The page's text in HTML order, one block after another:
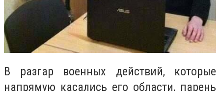
В разгар военных действий, которые
напрямую касались его области, парень